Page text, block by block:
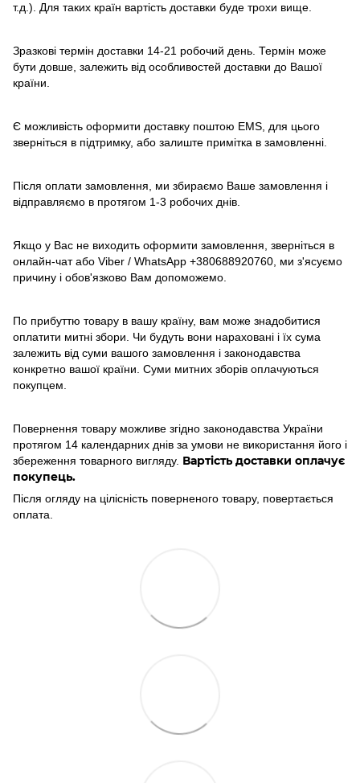
т.д.). Для таких країн вартість доставки буде трохи вище.
Зразкові термін доставки 14-21 робочий день. Термін може
бути довше, залежить від особливостей доставки до Вашої
країни.
Є можливість оформити доставку поштою EMS, для цього
зверніться в підтримку, або залиште примітка в замовленні.
Після оплати замовлення, ми збираємо Ваше замовлення і
відправляємо в протягом 1-3 робочих днів.
Якщо у Вас не виходить оформити замовлення, зверніться в
онлайн-чат або Viber / WhatsApp +380688920760 , ми з'ясуємо
причину і обов'язково Вам допоможемо.
По прибуттю товару в вашу країну, вам може знадобитися
оплатити митні збори. Чи будуть вони нараховані і їх сума
залежить від суми вашого замовлення і законодавства
конкретно вашої країни. Суми митних зборів оплачуються
покупцем.
Повернення товару можливе згідно законодавства України
протягом 14 календарних днів за умови не використання його і
збереження товарного вигляду. Вартість доставки оплачує
покупець.
Після огляду на цілісність поверненого товару, повертається
оплата.